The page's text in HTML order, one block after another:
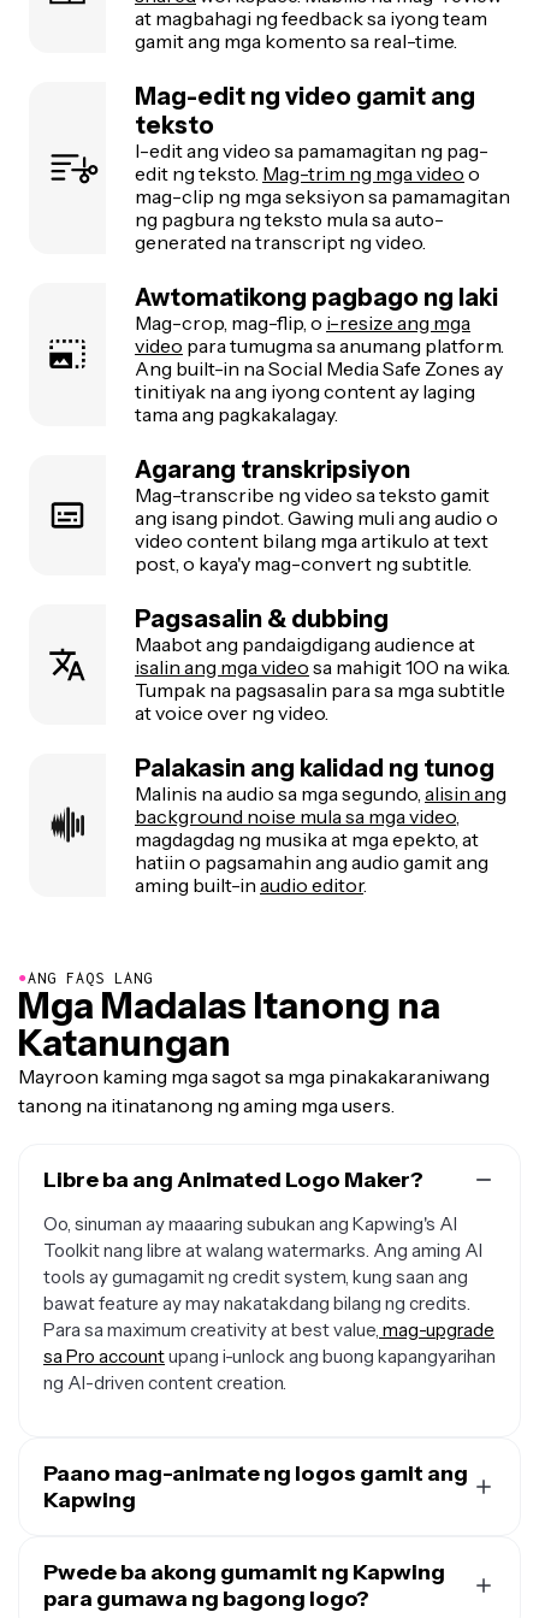
at magbahagi ng feedback sa iyong team
gamit ang mga komento sa real-time.
Mag-edit ng video gamit ang
teksto
I-edit ang video sa pamamagitan ng pag-
edit ng teksto. Mag-trim ng mga video o
mag-clip ng mga seksiyon sa pamamagitan
ng pagbura ng teksto mula sa auto-
generated na transcript ng video.
Awtomatikong pagbago ng laki
Mag-crop, mag-flip, o i-resize ang mga
video para tumugma sa anumang platform.
Ang built-in na Social Media Safe Zones ay
tinitiyak na ang iyong content ay laging
tama ang pagkakalagay.
Agarang transkripsiyon
Mag-transcribe ng video sa teksto gamit
ang isang pindot. Gawing muli ang audio o
video content bilang mga artikulo at text
post, o kaya'y mag-convert ng subtitle.
Pagsasalin & dubbing
Maabot ang pandaigdigang audience at
isalin ang mga video sa mahigit 100 na wika.
Tumpak na pagsasalin para sa mga subtitle
at voice over ng video.
Palakasin ang kalidad ng tunog
Malinis na audio sa mga segundo, alisin ang
background noise mula sa mga video
magdagdag ng musika at mga epekto, at
hatiin o pagsamahin ang audio gamit ang
aming built-in audio editor.
●ANG FAQS LANG
Mga Madalas Itanong na
Katanungan
Mayroon kaming mga sagot sa mga pinakakaraniwang
tanong na itinatanong ng aming mga users.
Libre ba ang Animated Logo Maker?
Oo, sinuman ay maaaring subukan ang Kapwing's AI
Toolkit nang libre at walang watermarks. Ang aming AI
tools ay gumagamit ng credit system, kung saan ang
bawat feature ay may nakatakdang bilang ng credits.
Para sa maximum creativity at best value, mag-upgrade
sa Pro accountupang i-unlock ang buong kapangyarihan
ng AI-driven content creation.
Paano mag-animate ng logos gamit ang
Kapwing
animated logo creator, langmagbukas ng bagong chat
sa Kapwing. I-click ang "Attach media" para i-upload ang
Pwede ba akong gumamit ng Kapwing
para gumawa ng bagong logo?